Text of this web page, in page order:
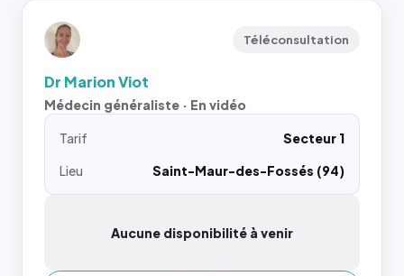
Téléconsultation
Dr Marion Viot
Médecin généraliste · En vidéo
Tarif
Secteur 1
Lieu
Saint-Maur-des-Fossés (94)
Aucune disponibilité à venir